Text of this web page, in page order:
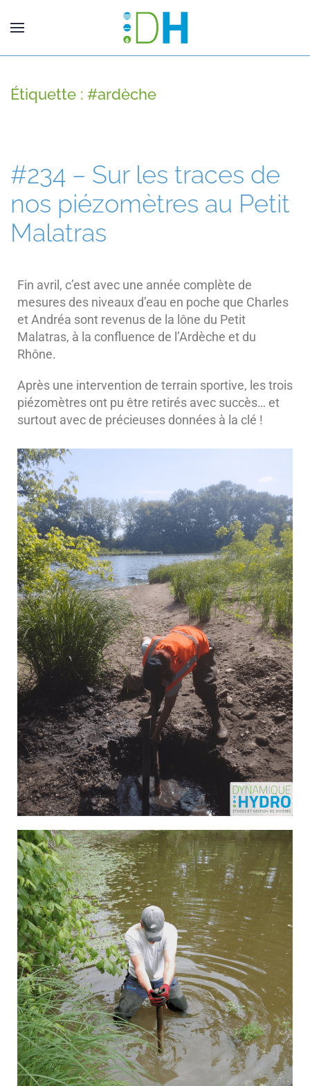
Étiquette : #ardèche
#234 – Sur les traces de
nos piézomètres au Petit
Malatras
Fin avril, c’est avec une année complète de
mesures des niveaux d’eau en poche que Charles
et Andréa sont revenus de la lône du Petit
Malatras, à la confluence de l’Ardèche et du
Rhône.
Après une intervention de terrain sportive, les trois
piézomètres ont pu être retirés avec succès… et
surtout avec de précieuses données à la clé !